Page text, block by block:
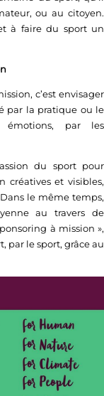
ou au citoyen.
à faire du sport un
c’est envisager
par la pratique ou le
émotions, par les
du sport pour
créatives et visibles,
le même temps,
au travers de
à mission »,
par le sport, grâce au